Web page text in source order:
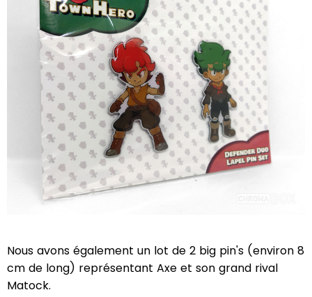
Nous avons également un lot de 2 big pin's (environ 8
cm de long) représentant Axe et son grand rival
Matock.